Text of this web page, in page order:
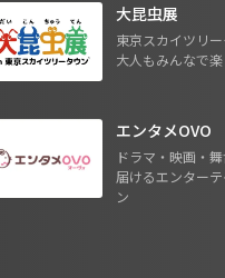
大昆虫展
東京スカイツリ
大人もみんなで
エンタメOVO
ドラマ・映画・
届けるエンター
ン